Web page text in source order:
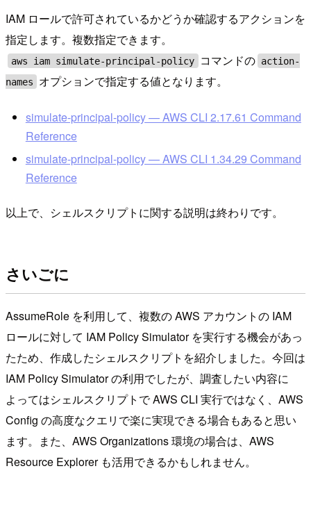
IAM ロールで許可されているかどうか確認するアクションを
指定します。複数指定できます。
aws iam simulate-principal-policy コマンドの action-
names
オプションで指定する値となります。
simulate-principal-policy — AWS CLI 2.17.61 Command
Reference
simulate-principal-policy — AWS CLI 1.34.29 Command
Reference
以上で、シェルスクリプトに関する説明は終わりです。
さいごに
AssumeRole を利用して、複数の AWS アカウントの IAM
ロールに対して IAM Policy Simulator を実行する機会があっ
たため、作成したシェルスクリプトを紹介しました。今回は
IAM Policy Simulator の利用でしたが、調査したい内容に
よってはシェルスクリプトで AWS CLI 実行ではなく、AWS
Config の高度なクエリで楽に実現できる場合もあると思い
ます。また、AWS Organizations 環境の場合は、AWS
Resource Explorer も活用できるかもしれません。